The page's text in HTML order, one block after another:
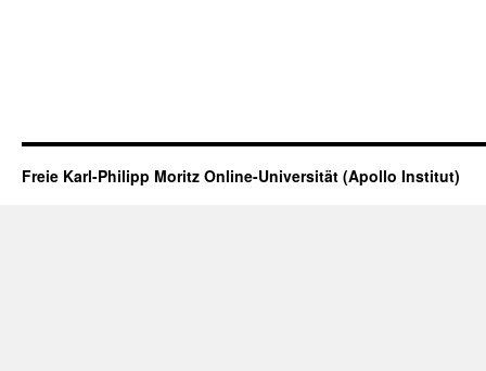
Freie Karl-Philipp Moritz Online-Universität (Apollo Institut)